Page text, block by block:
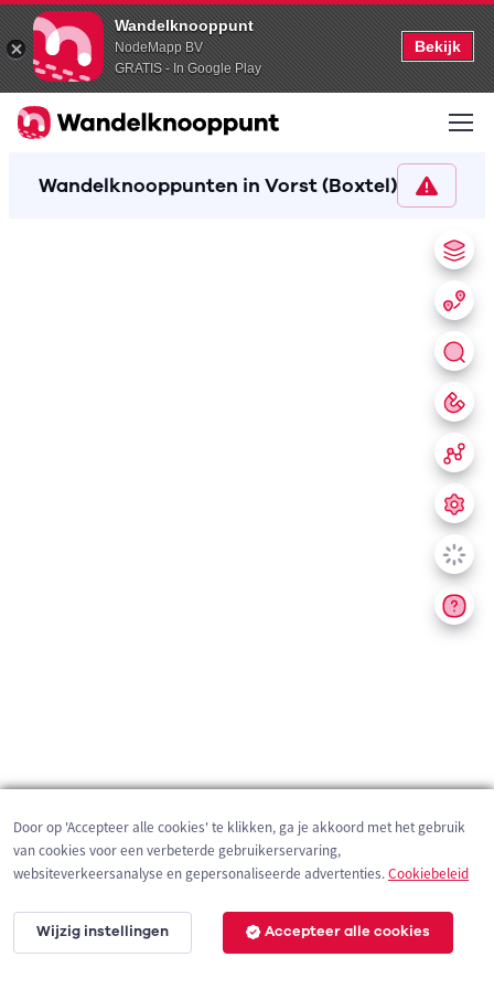
Wandelknooppunt
NodeMapp BV
GRATIS - In Google Play
Bekijk
Wandelknooppunten in Vorst (Boxtel)
200 m
Door op 'Accepteer alle cookies' te klikken, ga je akkoord met het gebruik
van cookies voor een verbeterde gebruikerservaring,
websiteverkeersanalyse en gepersonaliseerde advertenties.Cookiebeleid
Wijzig instellingen Accepteer alle cookies